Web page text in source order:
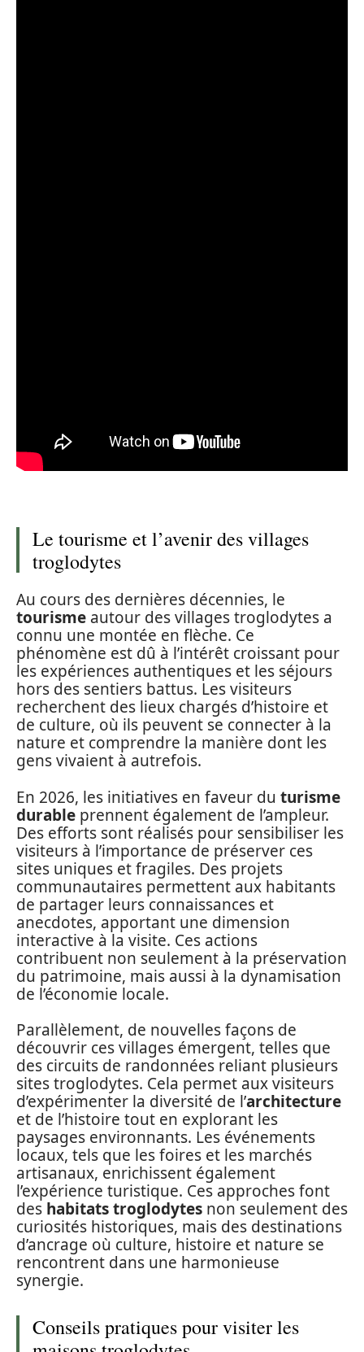
Le tourisme et l’avenir des villages
troglodytes
Au cours des dernières décennies, le
tourisme autour des villages troglodytes a
connu une montée en flèche. Ce
phénomène est dû à l’intérêt croissant pour
les expériences authentiques et les séjours
hors des sentiers battus. Les visiteurs
recherchent des lieux chargés d’histoire et
de culture, où ils peuvent se connecter à la
nature et comprendre la manière dont les
gens vivaient à autrefois.
En 2026, les initiatives en faveur du turisme
durable prennent également de l’ampleur.
Des efforts sont réalisés pour sensibiliser les
visiteurs à l’importance de préserver ces
sites uniques et fragiles. Des projets
communautaires permettent aux habitants
de partager leurs connaissances et
anecdotes, apportant une dimension
interactive à la visite. Ces actions
contribuent non seulement à la préservation
du patrimoine, mais aussi à la dynamisation
de l’économie locale.
Parallèlement, de nouvelles façons de
découvrir ces villages émergent, telles que
des circuits de randonnées reliant plusieurs
sites troglodytes. Cela permet aux visiteurs
d’expérimenter la diversité de l’architecture
et de l’histoire tout en explorant les
paysages environnants. Les événements
locaux, tels que les foires et les marchés
artisanaux, enrichissent également
l’expérience turistique. Ces approches font
des habitats troglodytes non seulement des
curiosités historiques, mais des destinations
d’ancrage où culture, histoire et nature se
rencontrent dans une harmonieuse
synergie.
Conseils pratiques pour visiter les